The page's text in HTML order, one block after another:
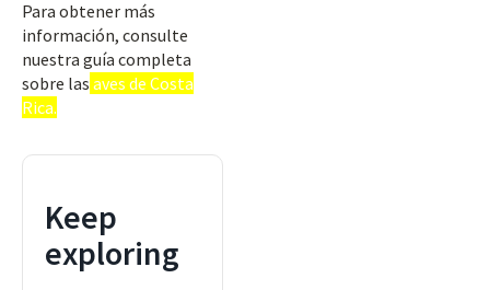
Para obtener más
información, consulte
nuestra guía completa
sobre las aves de Costa
Rica.
Keep
exploring